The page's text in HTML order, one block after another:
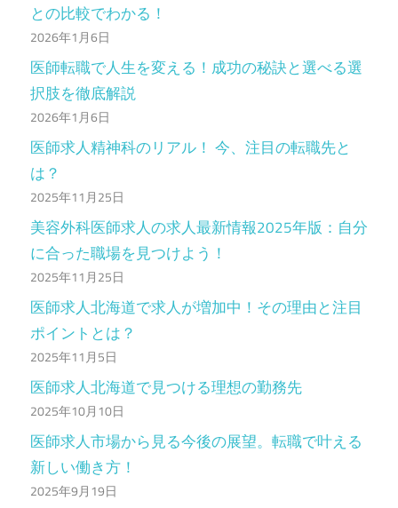
との比較でわかる！
2026年1月6日
医師転職で人生を変える！成功の秘訣と選べる選
択肢を徹底解説
2026年1月6日
医師求人精神科のリアル！ 今、注目の転職先と
は？
2025年11月25日
美容外科医師求人の求人最新情報2025年版：自分
に合った職場を見つけよう！
2025年11月25日
医師求人北海道で求人が増加中！その理由と注目
ポイントとは？
2025年11月5日
医師求人北海道で見つける理想の勤務先
2025年10月10日
医師求人市場から見る今後の展望。転職で叶える
新しい働き方！
2025年9月19日